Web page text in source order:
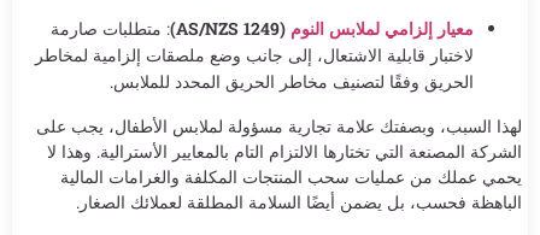
معيار إلزامي لملابس النوم (AS/NZS 1249)
: متطلبات صارمة
لاختبار قابلية الاشتعال، إلى جانب وضع ملصقات إلزامية لمخاطر
الحريق وفقًا لتصنيف مخاطر الحريق المحدد للملابس.
لهذا السبب، وبصفتك علامة تجارية مسؤولة لملابس الأطفال، يجب على
الشركة المصنعة التي تختارها الالتزام التام بالمعايير الأسترالية. وهذا لا
يحمي عملك من عمليات سحب المنتجات المكلفة والغرامات المالية
الباهظة فحسب، بل يضمن أيضًا السلامة المطلقة لعملائك الصغار.